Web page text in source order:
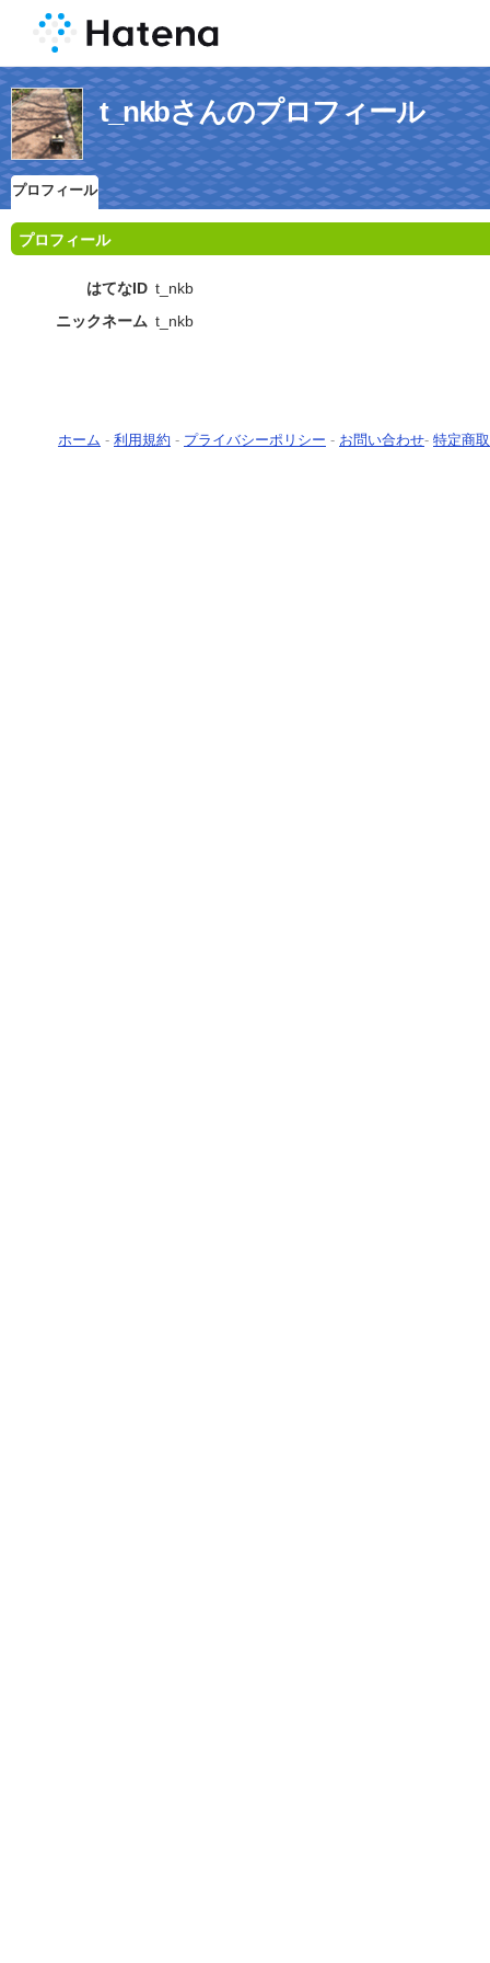
t_nkbさんのプロフィール
プロフィール
プロフィール
はてなID t_nkb
ニックネーム t_nkb
ホーム - 利用規約 - プライバシーポリシー - お問い合わせ- 特定商